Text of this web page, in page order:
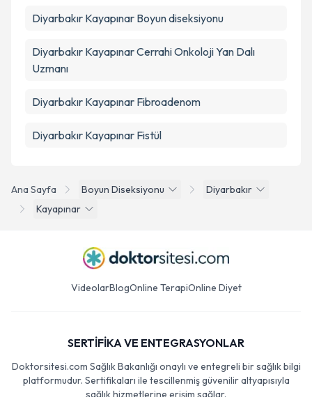
Ana Sayfa Boyun Diseksiyonu
Diyarbakır
Kayapınar
Diyarbakır Kayapınar Boyun diseksiyonu
Diyarbakır Kayapınar Cerrahi Onkoloji Yan Dalı
Uzmanı
Diyarbakır Kayapınar Fibroadenom
Diyarbakır Kayapınar Fistül
VideolarBlogOnline TerapiOnline Diyet
SERTİFİKA VE ENTEGRASYONLAR
Doktorsitesi.com Sağlık Bakanlığı onaylı ve entegreli bir sağlık bilgi
platformudur. Sertifikaları ile tescillenmiş güvenilir altyapısıyla
sağlık hizmetlerine erişim sağlar.